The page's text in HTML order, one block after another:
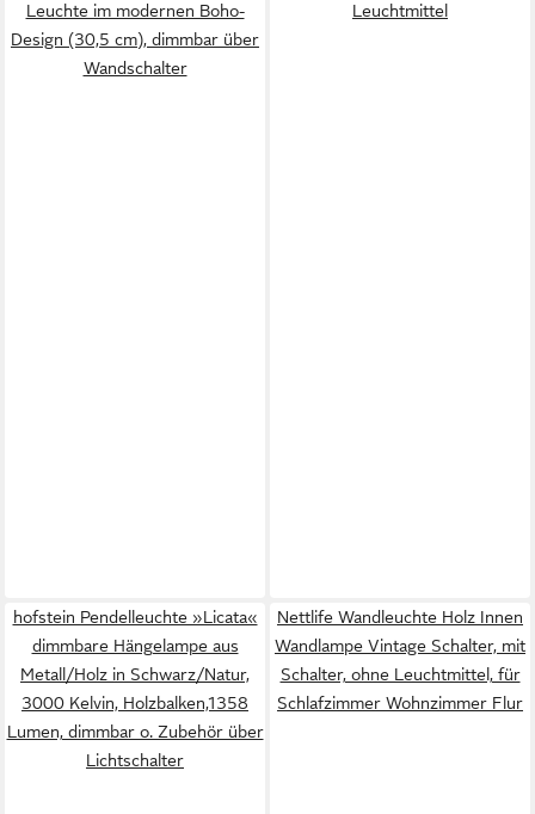
Leuchte im modernen Boho-
Design (30,5 cm), dimmbar über
Wandschalter
Leuchtmittel
hofstein Pendelleuchte »Licata«
dimmbare Hängelampe aus
Metall/Holz in Schwarz/Natur,
3000 Kelvin, Holzbalken,1358
Lumen, dimmbar o. Zubehör über
Lichtschalter
Nettlife Wandleuchte Holz Innen
Wandlampe Vintage Schalter, mit
Schalter, ohne Leuchtmittel, für
Schlafzimmer Wohnzimmer Flur